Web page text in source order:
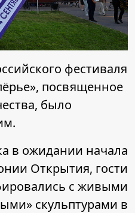
фестиваля
посвященное
было
в ожидании начала
Открытия, гости
с живыми
скульптурами в